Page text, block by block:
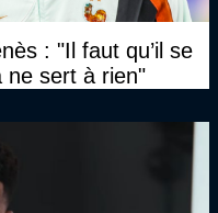
: "Il faut qu’il se
ne sert à rien"